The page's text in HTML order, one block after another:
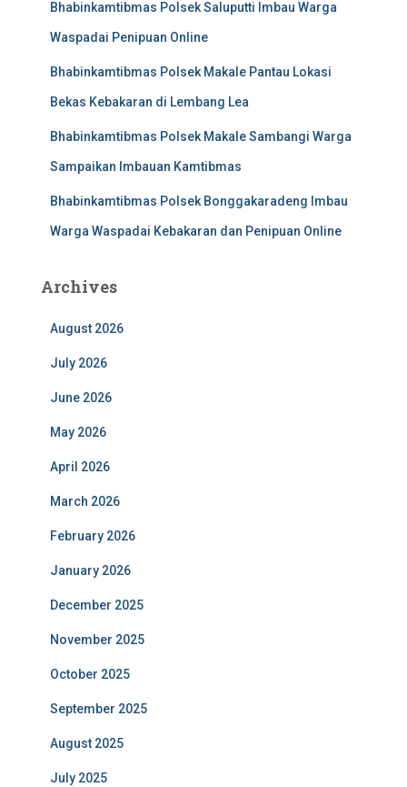
Bhabinkamtibmas Polsek Saluputti Imbau Warga
Waspadai Penipuan Online
Bhabinkamtibmas Polsek Makale Pantau Lokasi
Bekas Kebakaran di Lembang Lea
Bhabinkamtibmas Polsek Makale Sambangi Warga
Sampaikan Imbauan Kamtibmas
Bhabinkamtibmas Polsek Bonggakaradeng Imbau
Warga Waspadai Kebakaran dan Penipuan Online
Archives
August 2026
July 2026
June 2026
May 2026
April 2026
March 2026
February 2026
January 2026
December 2025
November 2025
October 2025
September 2025
August 2025
July 2025